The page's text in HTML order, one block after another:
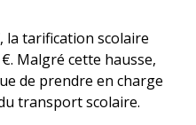
la tarification scolaire
Malgré cette hausse,
de prendre en charge
transport scolaire.